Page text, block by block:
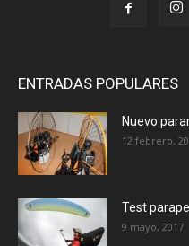
ENTRADAS POPULARES
Nuevo
12 febrero,
Test
9 mayo, 2017